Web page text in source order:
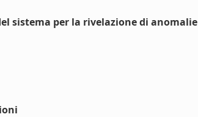
sistema per la rivelazione di anomalie